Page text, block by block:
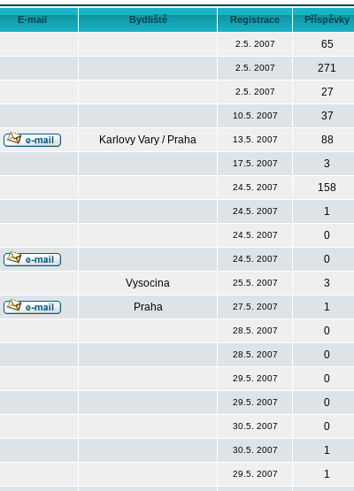
E-mail Bydliště Registrace Příspěvky
2.5. 2007
65
2.5. 2007
271
2.5. 2007
27
10.5. 2007
37
Karlovy Vary / Praha 13.5. 2007
88
17.5. 2007
3
24.5. 2007
158
24.5. 2007
1
24.5. 2007
0
24.5. 2007
0
Vysocina 25.5. 2007
3
Praha 27.5. 2007
1
28.5. 2007
0
28.5. 2007
0
29.5. 2007
0
29.5. 2007
0
30.5. 2007
0
30.5. 2007
1
29.5. 2007
1